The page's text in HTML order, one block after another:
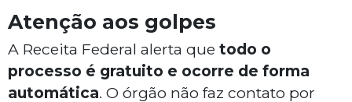
Atenção aos golpes
A Receita Federal alerta que todo o
processo é gratuito e ocorre de forma
automática. O órgão não faz contato por